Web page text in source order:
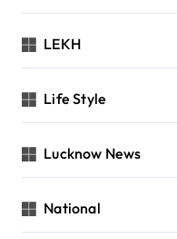
LEKH
Life Style
Lucknow News
National